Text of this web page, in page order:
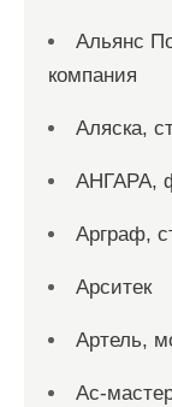
Альянс
компания
Аляска,
АНГАРА,
Арграф,
Арситек
Артель,
Ас-